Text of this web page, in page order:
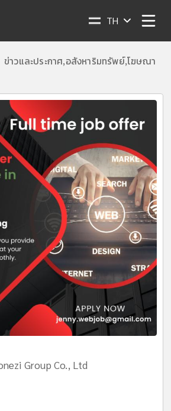
TH
ข่าวและประกาศ,อสังหาริมทรัพย์,โฆษณา
Group Co., Ltd